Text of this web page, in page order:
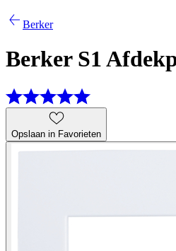
Berker
Berker S1
Opslaan in Favorieten